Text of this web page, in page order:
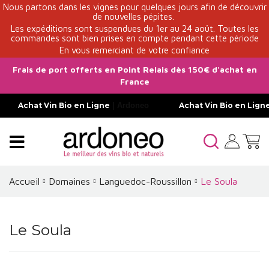
Nous partons dans les vignes pour quelques jours afin de découvrir
de nouvelles pépites.
Les expéditions sont suspendues du 1er au 24 août. Toutes les
commandes sont bien prises en compte pendant cette période
En vous remerciant de votre confiance
Frais de port offerts en Point Relais dès 150€ d'achat en
France
Achat Vin Bio en Ligne Achat Vin Bio en
Accueil Domaines Languedoc-Roussillon Le Soula
Le Soula